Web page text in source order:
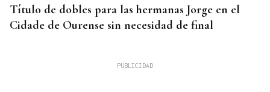
Título de dobles para las hermanas Jorge en el
Cidade de Ourense sin necesidad de final